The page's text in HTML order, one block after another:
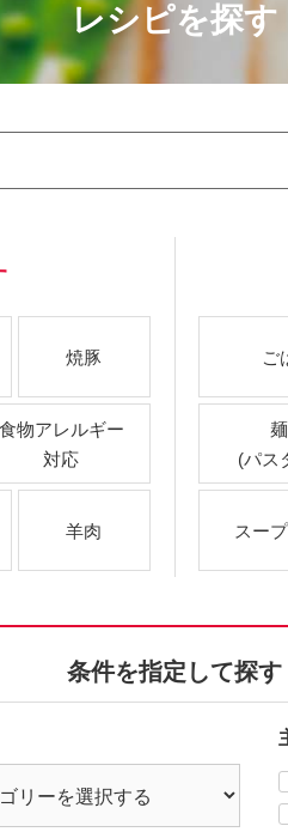
レシピを探す
焼豚
食物アレルギー
対応
羊肉
ご
(パス
スー
条件を指定して探す